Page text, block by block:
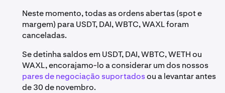
Neste momento, todas as ordens abertas (spot e
margem) para USDT, DAI, WBTC, WAXL foram
canceladas.
Se detinha saldos em USDT, DAI, WBTC, WETH ou
WAXL, encorajamo-lo a considerar um dos nossos
pares de negociação suportadosou a levantar antes
de 30 de novembro.